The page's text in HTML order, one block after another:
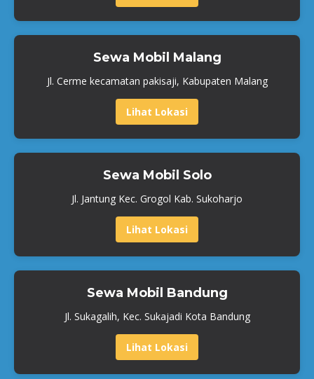
Sewa Mobil Malang
Jl. Cerme kecamatan pakisaji, Kabupaten Malang
Lihat Lokasi
Sewa Mobil Solo
Jl. Jantung Kec. Grogol Kab. Sukoharjo
Lihat Lokasi
Sewa Mobil Bandung
Jl. Sukagalih, Kec. Sukajadi Kota Bandung
Lihat Lokasi